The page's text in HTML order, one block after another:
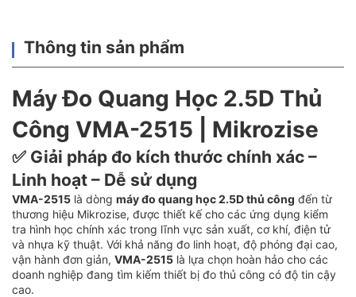
Thông tin sản phẩm
Máy Đo Quang Học 2.5D Thủ
Công VMA-2515 | Mikrozise
✅ Giải pháp đo kích thước chính xác –
Linh hoạt – Dễ sử dụng
VMA-2515 là dòng máy đo quang học 2.5D thủ công đến từ
thương hiệu Mikrozise, được thiết kế cho các ứng dụng kiểm
tra hình học chính xác trong lĩnh vực sản xuất, cơ khí, điện tử
và nhựa kỹ thuật. Với khả năng đo linh hoạt, độ phóng đại cao,
vận hành đơn giản, VMA-2515 là lựa chọn hoàn hảo cho các
doanh nghiệp đang tìm kiếm thiết bị đo thủ công có độ tin cậy
cao.